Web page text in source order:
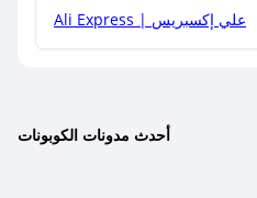
Ali Express | علي إكسبريس
أحدث مدونات الكوبونات